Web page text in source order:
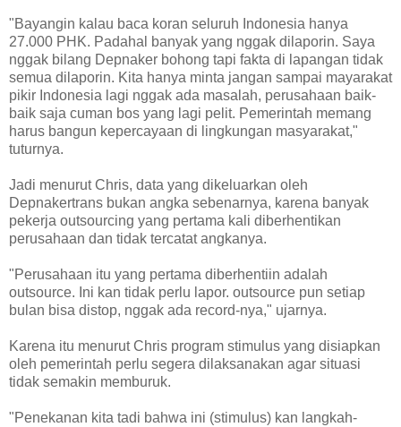
"Bayangin kalau baca koran seluruh Indonesia hanya
27.000 PHK. Padahal banyak yang nggak dilaporin. Saya
nggak bilang Depnaker bohong tapi fakta di lapangan tidak
semua dilaporin. Kita hanya minta jangan sampai mayarakat
pikir Indonesia lagi nggak ada masalah, perusahaan baik-
baik saja cuman bos yang lagi pelit. Pemerintah memang
harus bangun kepercayaan di lingkungan masyarakat,"
tuturnya.
Jadi menurut Chris, data yang dikeluarkan oleh
Depnakertrans bukan angka sebenarnya, karena banyak
pekerja outsourcing yang pertama kali diberhentikan
perusahaan dan tidak tercatat angkanya.
"Perusahaan itu yang pertama diberhentiin adalah
outsource. Ini kan tidak perlu lapor. outsource pun setiap
bulan bisa distop, nggak ada record-nya," ujarnya.
Karena itu menurut Chris program stimulus yang disiapkan
oleh pemerintah perlu segera dilaksanakan agar situasi
tidak semakin memburuk.
"Penekanan kita tadi bahwa ini (stimulus) kan langkah-